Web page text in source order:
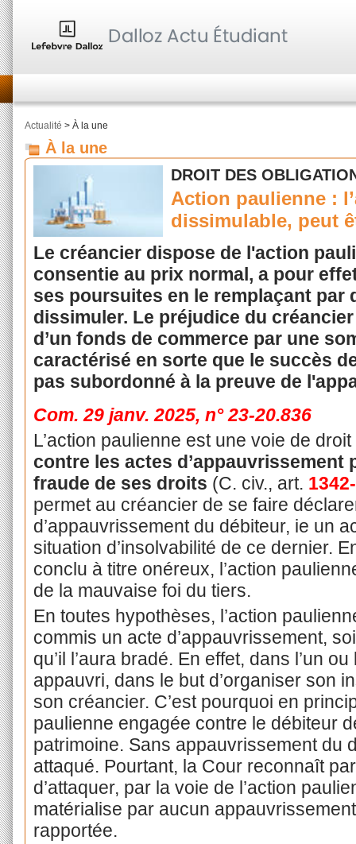
Actualité > À la une
À la une
DROIT DES
Action paulienne :
dissimulable, peut
Le créancier dispose de l'action
consentie au prix normal, a pour
ses poursuites en le remplaçant par
dissimuler. Le préjudice du
d’un fonds de commerce par une
caractérisé en sorte que le succès
pas subordonné à la preuve de
Com. 29 janv. 2025, n° 23-20.836
L’action paulienne est une voie de
contre les actes d’appauvrissement
fraude de ses droits (C. civ., art.
permet au créancier de se faire
d’appauvrissement du débiteur, ie un
situation d’insolvabilité de ce dernier.
conclu à titre onéreux, l’action
de la mauvaise foi du tiers.
En toutes hypothèses, l’action
commis un acte d’appauvrissement,
qu’il l’aura bradé. En effet, dans l’un
appauvri, dans le but d’organiser son
son créancier. C’est pourquoi en
paulienne engagée contre le débiteur
patrimoine. Sans appauvrissement du
attaqué. Pourtant, la Cour reconnaît
d’attaquer, par la voie de l’action
matérialise par aucun
rapportée.